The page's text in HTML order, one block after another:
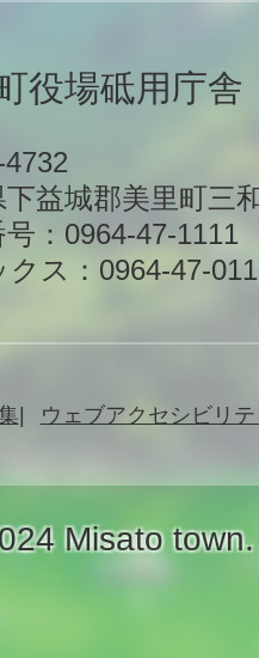
役場砥用庁舎
下益城郡美里町三
号：0964-47-1111
クス：0964-47-
ウェブアクセシビリ
Misato